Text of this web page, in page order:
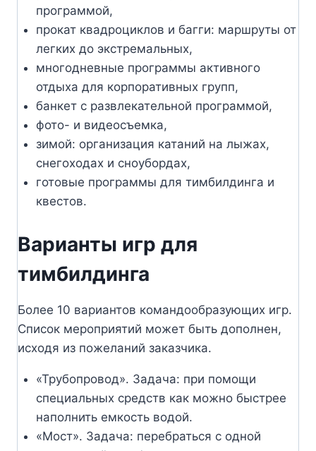
программой,
прокат квадроциклов и багги: маршруты от
легких до экстремальных,
многодневные программы активного
отдыха для корпоративных групп,
банкет с развлекательной программой,
фото- и видеосъемка,
зимой: организация катаний на лыжах,
снегоходах и сноубордах,
готовые программы для тимбилдинга и
квестов.
Варианты игр для
тимбилдинга
Более 10 вариантов командообразующих игр.
Список мероприятий может быть дополнен,
исходя из пожеланий заказчика.
«Трубопровод». Задача: при помощи
специальных средств как можно быстрее
наполнить емкость водой.
«Мост». Задача: перебраться с одной